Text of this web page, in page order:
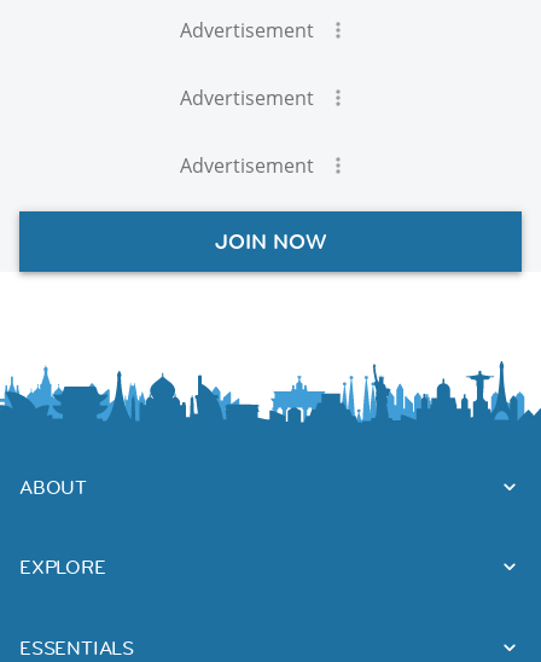
Advertisement
Advertisement
Advertisement
JOIN NOW
ABOUT
EXPLORE
ESSENTIALS